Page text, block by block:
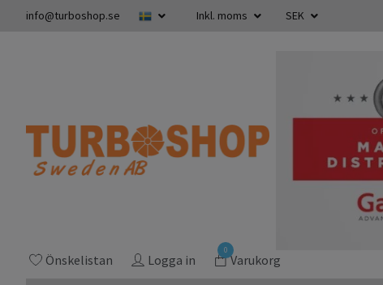
info@turboshop.se Inkl. moms SEK
Önskelistan Logga in
0
Varukorg